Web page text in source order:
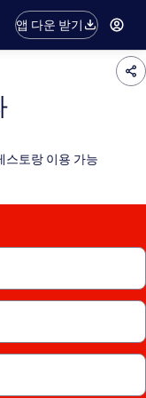
앱 다운 받기
스토랑 이용 가능